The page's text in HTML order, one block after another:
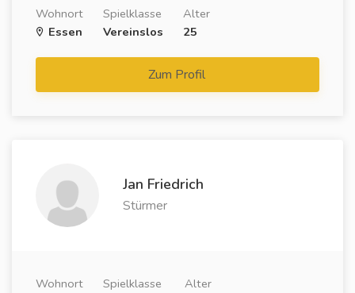
Wohnort
Essen
Spielklasse
Vereinslos
Alter
25
Zum Profil
Jan Friedrich
Stürmer
Wohnort
Spielklasse
Alter